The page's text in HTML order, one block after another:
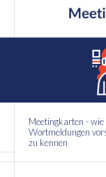
Meetingkarten -
Wortmeldungen
zu kennen